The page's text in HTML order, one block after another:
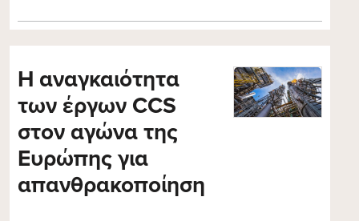
H αναγκαιότητα
των έργων CCS
στον αγώνα της
Ευρώπης για
απανθρακοποίηση